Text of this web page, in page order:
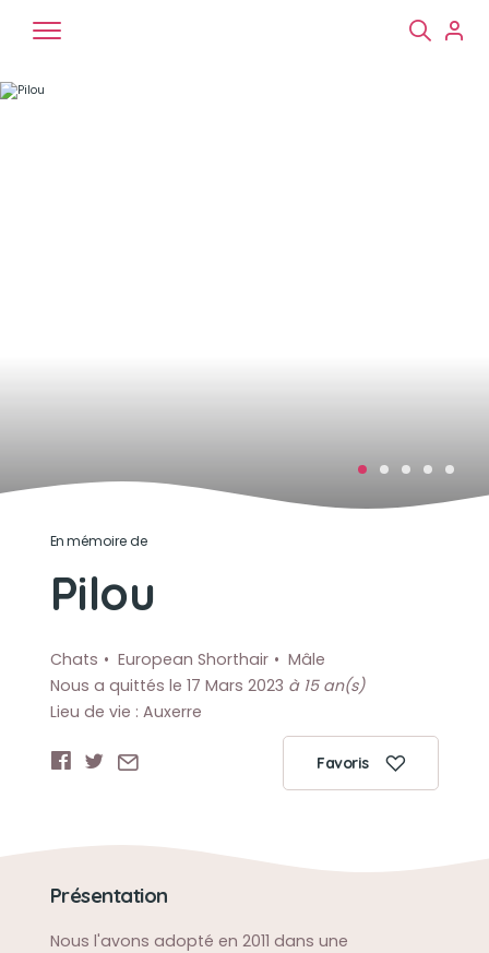
En mémoire de
Pilou
Chats European Shorthair
Mâle
Nous a quittés le 17 Mars 2023 à 15 an(s)
Lieu de vie : Auxerre
Favoris
Présentation
Nous l'avons adopté en 2011 dans une